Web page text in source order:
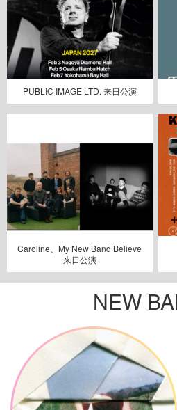
PUBLIC IMAGE LTD. 来日公演
Caroline、My New Band Believe
来日公演
NEW